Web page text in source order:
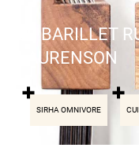
SIRHA OMNIVORE
LE BARILLET
LAURENSON